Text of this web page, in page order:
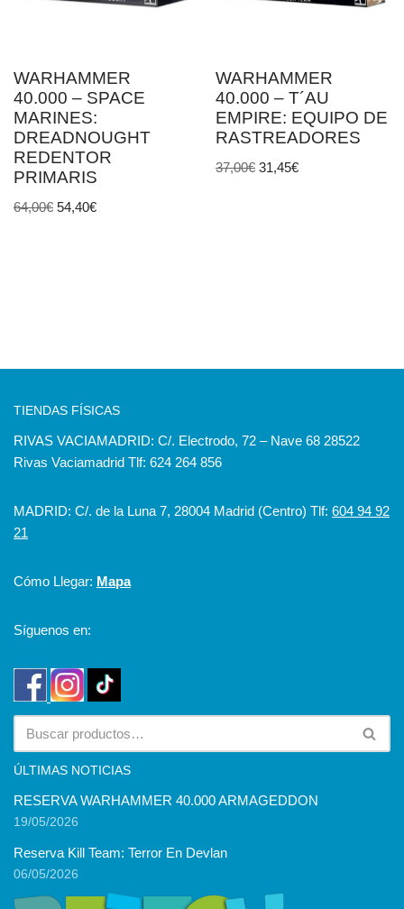
WARHAMMER
40.000 – SPACE
MARINES:
DREADNOUGHT
REDENTOR
PRIMARIS
64,00€ 54,40€
WARHAMMER
40.000 – T´AU
EMPIRE: EQUIPO DE
RASTREADORES
37,00€ 31,45€
TIENDAS FÍSICAS
RIVAS VACIAMADRID: C/. Electrodo, 72 – Nave 68 28522
Rivas Vaciamadrid Tlf: 624 264 856
MADRID: C/. de la Luna 7, 28004 Madrid (Centro) Tlf: 604 94 92
21
Cómo Llegar: Mapa
Síguenos en:
ÚLTIMAS NOTICIAS
RESERVA WARHAMMER 40.000 ARMAGEDDON
19/05/2026
Reserva Kill Team: Terror En Devlan
06/05/2026